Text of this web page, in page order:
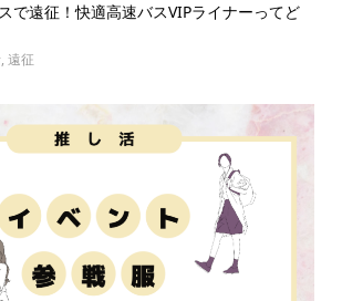
で遠征！快適高速バスVIPライナーってど
, 遠征